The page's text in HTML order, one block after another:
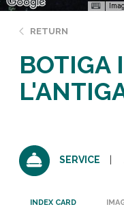
RETURN
BOTIGA
SERVICE
INDEX CARD